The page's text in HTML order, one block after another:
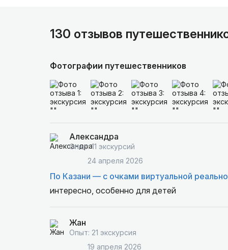
130 отзывов
Фотографии путешественников
Александра
Опыт: 11 экскурсий
24 апреля 2026
По Казани — с очками виртуальной
интересно, особенно для детей
Жан
Опыт: 21 экскурсия
19 апреля 2026